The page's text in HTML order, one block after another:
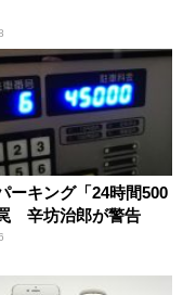
ーキング「24時間500
辛坊治郎が警告